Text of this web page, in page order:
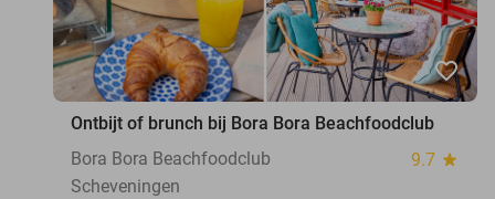
favorite_border
Ontbijt of brunch bij Bora Bora Beachfoodclub
Bora Bora Beachfoodclub
9.7 star
Scheveningen